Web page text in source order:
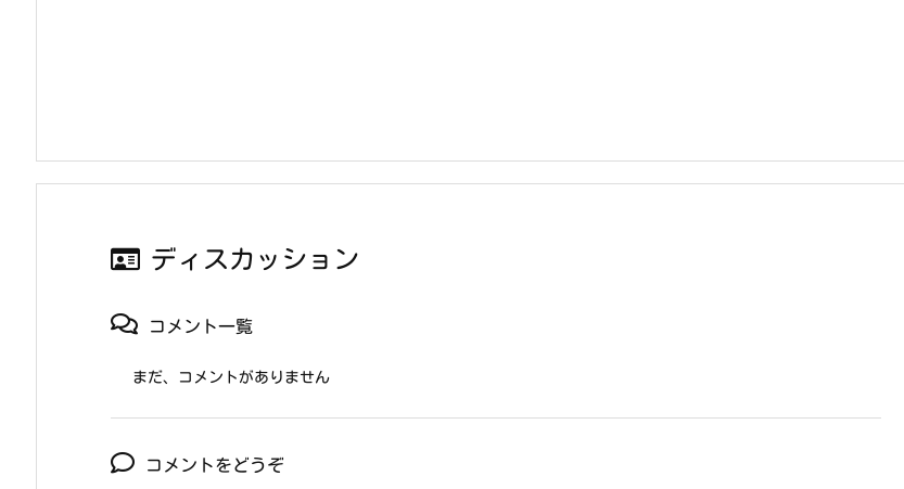
ディスカッション
コメント一覧
まだ、コメントがありません
コメントをどうぞ